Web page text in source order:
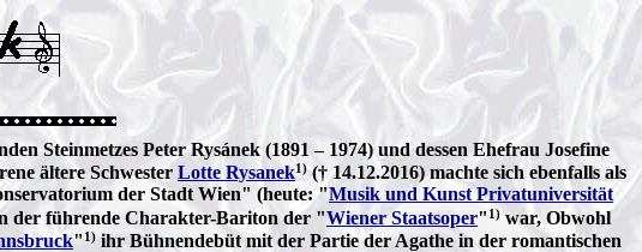
Steinmetzes Peter Rysánek (1891 – 1974) und dessen Ehefrau Josefine
ältere Schwester Lotte Rysanek1)(† 14.12.2016) machte sich ebenfalls als
der Stadt Wien" (heute: "Musik und Kunst Privatuniversität
der führende Charakter-Bariton der "Wiener Staatsoper" 1)war, Obwohl
" 1) ihr Bühnendebüt mit der Partie der Agathe in der romantischen